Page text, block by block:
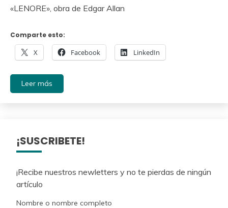
«LENORE», obra de Edgar Allan
Comparte esto:
X Facebook LinkedIn
Leer más
¡SUSCRIBETE!
¡Recibe nuestros newletters y no te pierdas de ningún
artículo
Nombre o nombre completo